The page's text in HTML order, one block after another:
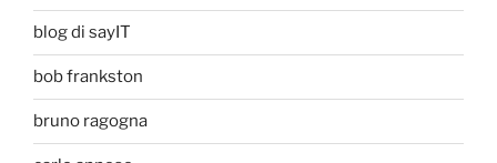
blog di sayIT
bob frankston
bruno ragogna